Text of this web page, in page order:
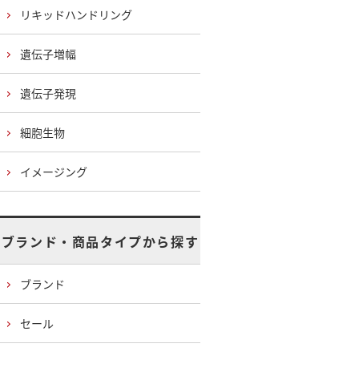
リキッドハンドリング
遺伝子増幅
遺伝子発現
細胞生物
イメージング
ブランド・商品タイプから探す
ブランド
セール